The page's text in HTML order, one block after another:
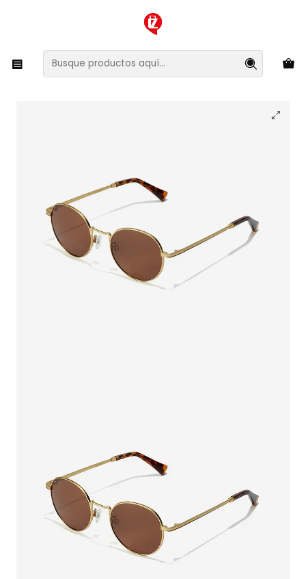
XMAS SALE ¡Compra antes de que la oferta termine!
Lentes y Accesorios Lentes de Sol
Lentes de Sol Polarizado Hawkers Moma HMOM22DWMP